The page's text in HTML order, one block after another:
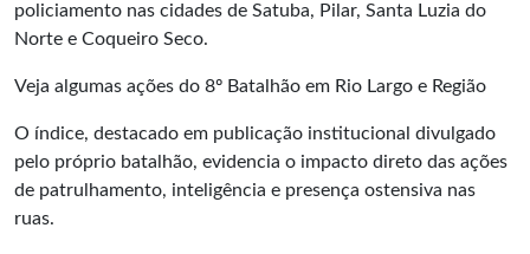
policiamento nas cidades de Satuba, Pilar, Santa Luzia do
Norte e Coqueiro Seco.
Veja algumas ações do 8º Batalhão em Rio Largo e Região
O índice, destacado em publicação institucional divulgado
pelo próprio batalhão, evidencia o impacto direto das ações
de patrulhamento, inteligência e presença ostensiva nas
ruas.